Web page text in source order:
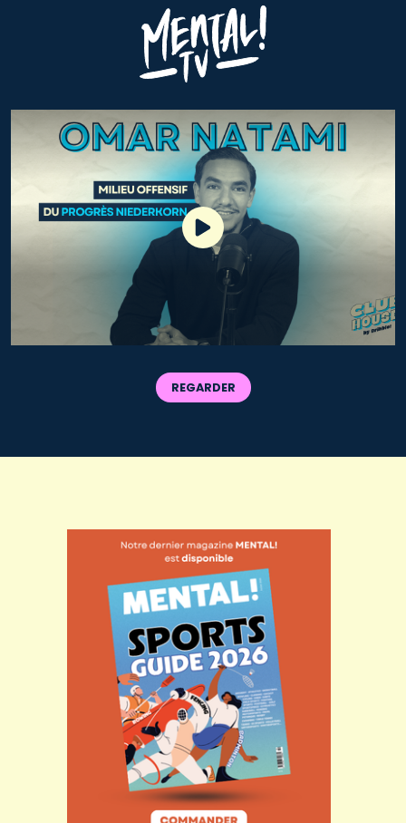
REGARDER